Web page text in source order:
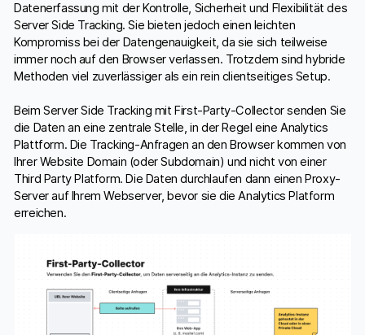
Datenerfassung mit der Kontrolle, Sicherheit und Flexibilität des
Server Side Tracking. Sie bieten jedoch einen leichten
Kompromiss bei der Datengenauigkeit, da sie sich teilweise
immer noch auf den Browser verlassen. Trotzdem sind hybride
Methoden viel zuverlässiger als ein rein clientseitiges Setup.
Beim Server Side Tracking mit First-Party-Collector senden Sie
die Daten an eine zentrale Stelle, in der Regel eine Analytics
Plattform. Die Tracking-Anfragen an den Browser kommen von
Ihrer Website Domain (oder Subdomain) und nicht von einer
Third Party Platform. Die Daten durchlaufen dann einen Proxy-
Server auf Ihrem Webserver, bevor sie die Analytics Platform
erreichen.